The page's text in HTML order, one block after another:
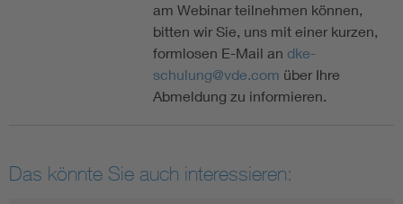
am Webinar teilnehmen können,
bitten wir Sie, uns mit einer kurzen,
formlosen E-Mail an dke-
schulung@vde.com über Ihre
Abmeldung zu informieren.
Das könnte Sie auch interessieren: